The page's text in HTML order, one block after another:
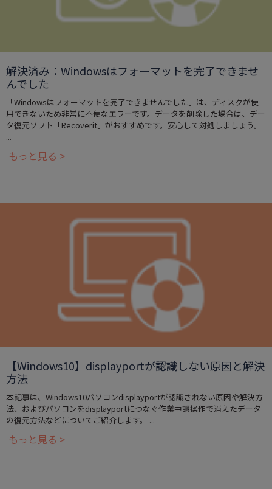
解決済み：Windowsはフォーマットを完了できませ
んでした
「Windowsはフォーマットを完了できませんでした」は、ディスクが使
用できないため非常に不便なエラーです。データを削除した場合は、デー
タ復元ソフト「Recoverit」がおすすめです。安心して対処しましょう。
...
もっと見る >
【Windows10】displayportが認識しない原因と解決
方法
本記事は、Windows10パソコンdisplayportが認識されない原因や解決方
法、およびパソコンをdisplayportにつなぐ作業中誤操作で消えたデータ
の復元方法などについてご紹介します。 ...
もっと見る >